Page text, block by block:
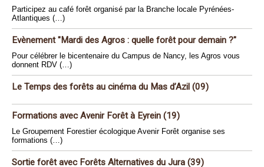
Participez au café forêt organisé par la Branche locale Pyrénées-
Atlantiques (…)
Evènement "Mardi des Agros : quelle forêt pour demain ?"
Pour célébrer le bicentenaire du Campus de Nancy, les Agros vous
donnent RDV (…)
Le Temps des forêts au cinéma du Mas d’Azil (09)
Formations avec Avenir Forêt à Eyrein (19)
Le Groupement Forestier écologique Avenir Forêt organise ses
formations (…)
Sortie forêt avec Forêts Alternatives du Jura (39)